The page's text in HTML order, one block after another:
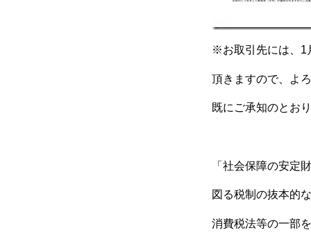
※お取引先には、1
頂きますので、よ
既にご承知のとお
「社会保障の安定
図る税制の抜本的
消費税法等の一部